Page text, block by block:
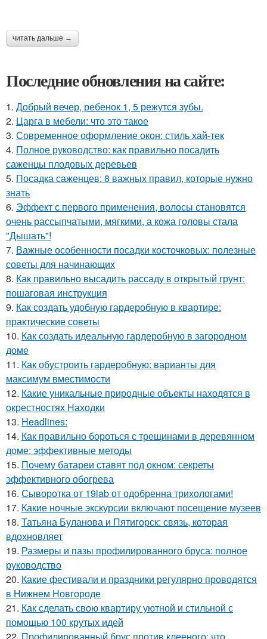
читать дальше →
Последние обновления на сайте:
1. Добрый вечер, ребенок 1, 5 режутся зубы.
2. Царга в мебели: что это такое
3. Современное оформление окон: стиль хай-тек
4. Полное руководство: как правильно посадить
саженцы плодовых деревьев
5. Посадка саженцев: 8 важных правил, которые нужно
знать
6. Эффект с первого применения, волосы становятся
очень рассыпчатыми, мягкими, а кожа головы стала
"Дышать"!
7. Важные особенности посадки косточковых: полезные
советы для начинающих
8. Как правильно высадить рассаду в открытый грунт:
пошаговая инструкция
9. Как создать удобную гардеробную в квартире:
практические советы
10. Как создать идеальную гардеробную в загородном
доме
11. Как обустроить гардеробную: варианты для
максимум вместимости
12. Какие уникальные природные объекты находятся в
окрестностях Находки
13. Headlines:
14. Как правильно бороться с трещинами в деревянном
доме: эффективные методы
15. Почему батареи ставят под окном: секреты
эффективного обогрева
16. Сыворотка от 19lab от одобренна трихологами!
17. Какие ночные экскурсии включают посещение музеев
18. Татьяна Буланова и Пятигорск: связь, которая
вдохновляет
19. Размеры и пазы профилированного бруса: полное
руководство
20. Какие фестивали и праздники регулярно проводятся
в Нижнем Новгороде
21. Как сделать свою квартиру уютной и стильной с
помощью 100 крутых идей